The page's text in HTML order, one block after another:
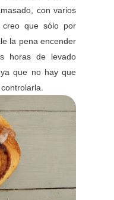
con varios
creo que sólo por
la pena encender
horas de levado
que no hay que